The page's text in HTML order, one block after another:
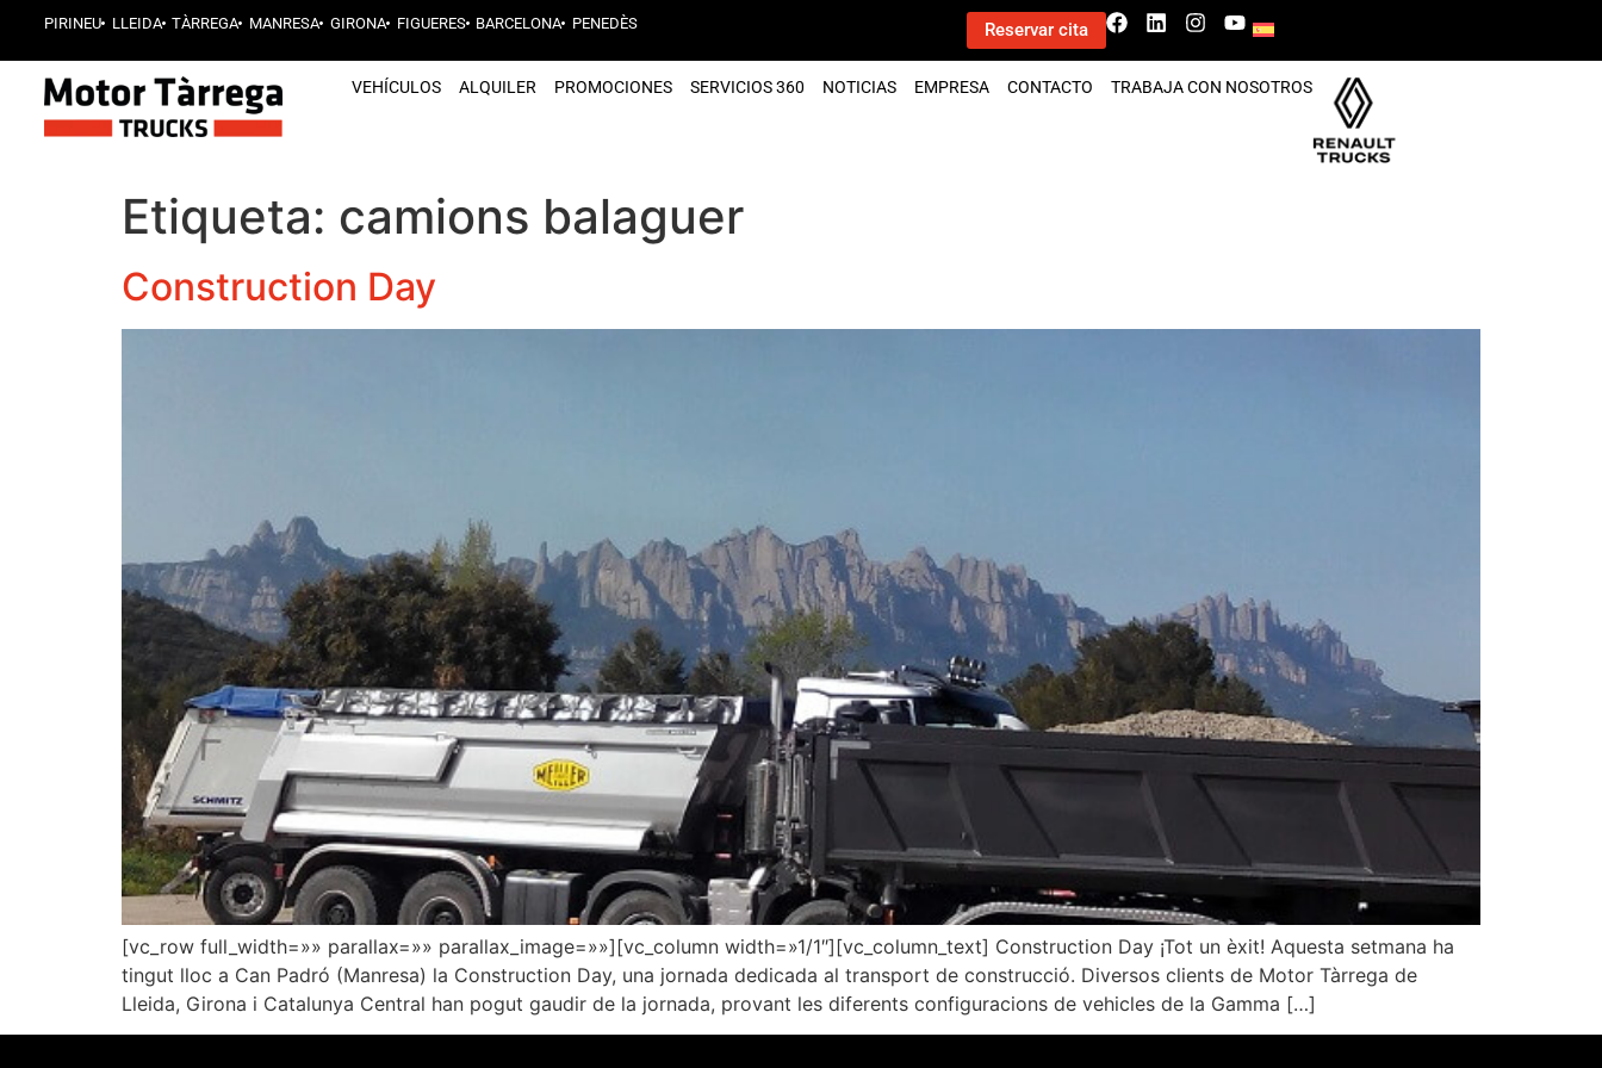
PIRINEU LLEIDA TÀRREGA MANRESA GIRONA FIGUERES BARCELONA PENEDÈS Reservar cita
VEHÍCULOS ALQUILER PROMOCIONES SERVICIOS 360 NOTICIAS EMPRESA CONTACTO TRABAJA CON NOSOTROS
Etiqueta: camions balaguer
Construction Day
[vc_row full_width=»» parallax=»» parallax_image=»»][vc_column width=»1/1″][vc_column_text] Construction Day ¡Tot un èxit! Aquesta setmana ha
tingut lloc a Can Padró (Manresa) la Construction Day, una jornada dedicada al transport de construcció. Diversos clients de Motor Tàrrega de
Lleida, Girona i Catalunya Central han pogut gaudir de la jornada, provant les diferents configuracions de vehicles de la Gamma […]